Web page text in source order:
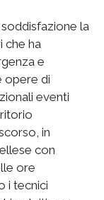
la
che ha
e
opere di
eventi
in
con
ore
i tecnici